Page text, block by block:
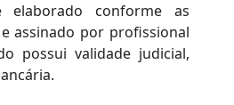
elaborado conforme as
assinado por profissional
possui validade judicial,